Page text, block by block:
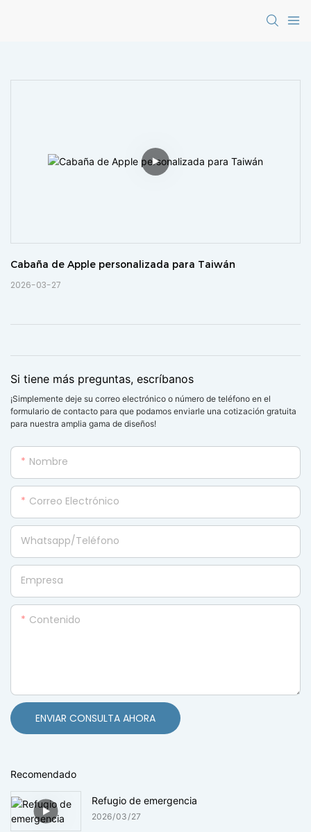
Cabaña de Apple personalizada para Taiwán
2026-03-27
Si tiene más preguntas, escríbanos
¡Simplemente deje su correo electrónico o número de teléfono en el
formulario de contacto para que podamos enviarle una cotización gratuita
para nuestra amplia gama de diseños!
Nombre
Correo Electrónico
Whatsapp/Teléfono
Empresa
Contenido
ENVIAR CONSULTA AHORA
Recomendado
Refugio de emergencia
2026 03 27